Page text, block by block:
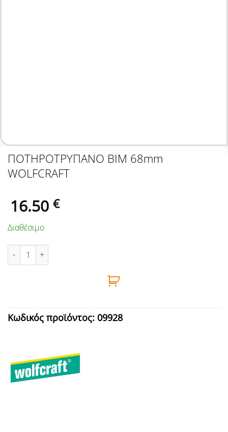
ΠΟΤΗΡΟΤΡΥΠΑΝΟ ΒΙΜ 68mm
WOLFCRAFT
16.50 €
Διαθέσιμο
ΠΟΤΗΡΟΤΡΥΠΑΝΟ ΒΙΜ 68mm WOLFCRAFT ποσότητα
Κωδικός προϊόντος: 09928